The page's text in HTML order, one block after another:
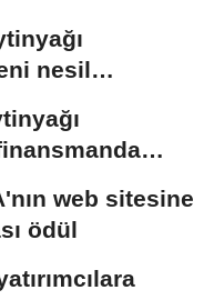
nesil
web sitesine
ödül